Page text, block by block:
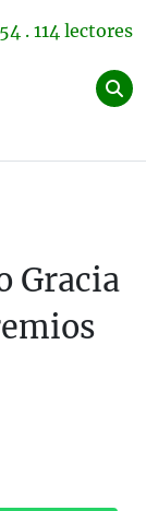
. 114 lectores
Gracia